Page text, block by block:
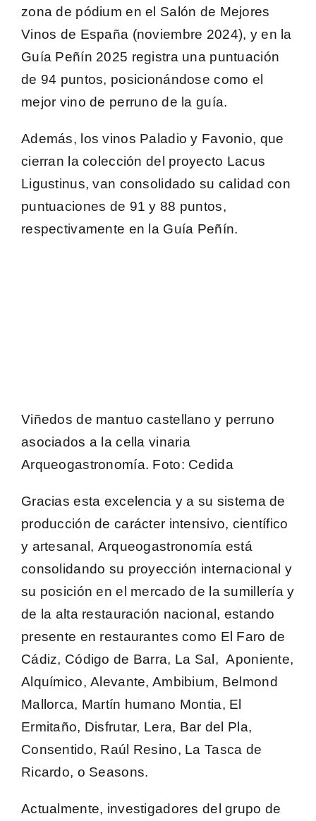
zona de pódium en el Salón de Mejores
Vinos de España (noviembre 2024), y en la
Guía Peñín 2025 registra una puntuación
de 94 puntos, posicionándose como el
mejor vino de perruno de la guía.
Además, los vinos Paladio y Favonio, que
cierran la colección del proyecto Lacus
Ligustinus, van consolidado su calidad con
puntuaciones de 91 y 88 puntos,
respectivamente en la Guía Peñín.
Viñedos de mantuo castellano y perruno
asociados a la cella vinaria
Arqueogastronomía. Foto: Cedida
Gracias esta excelencia y a su sistema de
producción de carácter intensivo, científico
y artesanal, Arqueogastronomía está
consolidando su proyección internacional y
su posición en el mercado de la sumillería y
de la alta restauración nacional, estando
presente en restaurantes como El Faro de
Cádiz, Código de Barra, La Sal,Aponiente,
Alquímico,Alevante, Ambibium, Belmond
Mallorca, Martín humano Montia, El
Ermitaño, Disfrutar, Lera, Bar del Pla,
Consentido, Raúl Resino, La Tasca de
Ricardo, o Seasons.
Actualmente, investigadores del grupo de